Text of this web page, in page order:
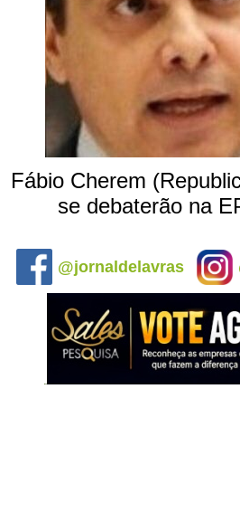
Fábio Cherem
se debaterão na
@jornaldelavras